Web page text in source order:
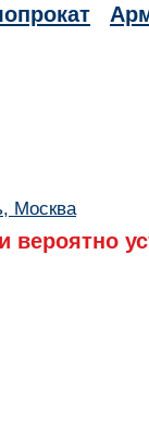
Москва
вероятно